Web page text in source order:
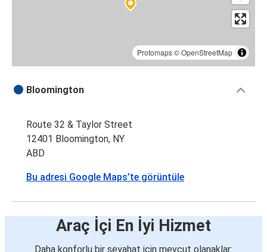
Protomaps©OpenStreetMap
Bloomington
Route 32 & Taylor Street
12401 Bloomington, NY
ABD
Bu adresi Google Maps’te görüntüle
Araç İçi En İyi Hizmet
Daha konforlu bir seyahat için mevcut olanaklar: